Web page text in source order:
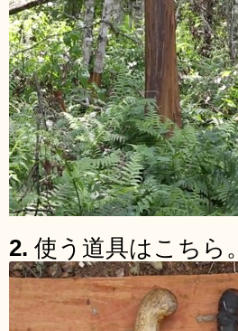
2. 使う道具はこちら。